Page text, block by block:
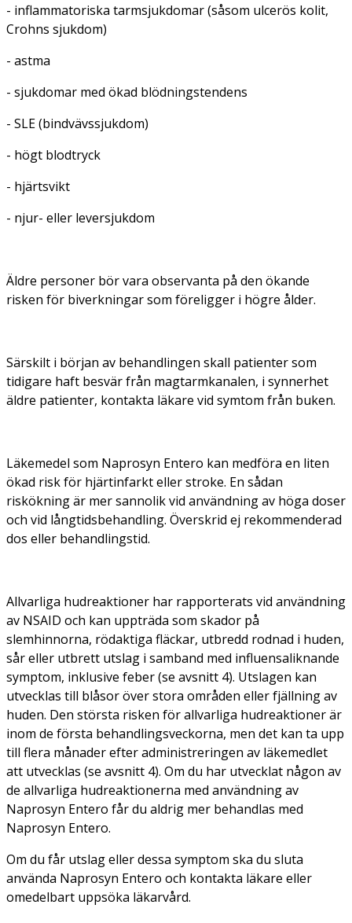
- inflammatoriska tarmsjukdomar (såsom ulcerös kolit,
Crohns sjukdom)
- astma
- sjukdomar med ökad blödningstendens
- SLE (bindvävssjukdom)
- högt blodtryck
- hjärtsvikt
- njur- eller leversjukdom
Äldre personer bör vara observanta på den ökande
risken för biverkningar som föreligger i högre ålder.
Särskilt i början av behandlingen skall patienter som
tidigare haft besvär från magtarmkanalen, i synnerhet
äldre patienter, kontakta läkare vid symtom från buken.
Läkemedel som Naprosyn Entero kan medföra en liten
ökad risk för hjärtinfarkt eller stroke. En sådan
riskökning är mer sannolik vid användning av höga doser
och vid långtidsbehandling. Överskrid ej rekommenderad
dos eller behandlingstid.
Allvarliga hudreaktioner har rapporterats vid användning
av NSAID och kan uppträda som skador på
slemhinnorna, rödaktiga fläckar, utbredd rodnad i huden,
sår eller utbrett utslag i samband med influensaliknande
symptom, inklusive feber (se avsnitt 4). Utslagen kan
utvecklas till blåsor över stora områden eller fjällning av
huden. Den största risken för allvarliga hudreaktioner är
inom de första behandlingsveckorna, men det kan ta upp
till flera månader efter administreringen av läkemedlet
att utvecklas (se avsnitt 4). Om du har utvecklat någon av
de allvarliga hudreaktionerna med användning av
Naprosyn Entero får du aldrig mer behandlas med
Naprosyn Entero.
Om du får utslag eller dessa symptom ska du sluta
använda Naprosyn Entero och kontakta läkare eller
omedelbart uppsöka läkarvård.